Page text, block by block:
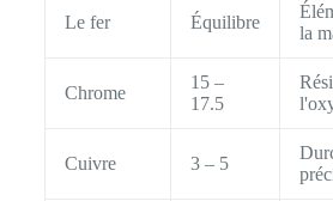
Le fer Équilibre
la
Chrome
15 –
17.5
Cuivre 3 – 5